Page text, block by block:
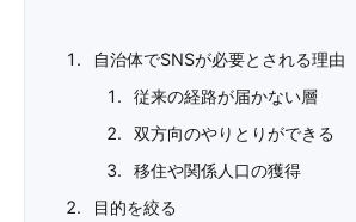
自治体でSNSが必要とされる理由
従来の経路が届かない層
双方向のやりとりができる
移住や関係人口の獲得
目的を絞る